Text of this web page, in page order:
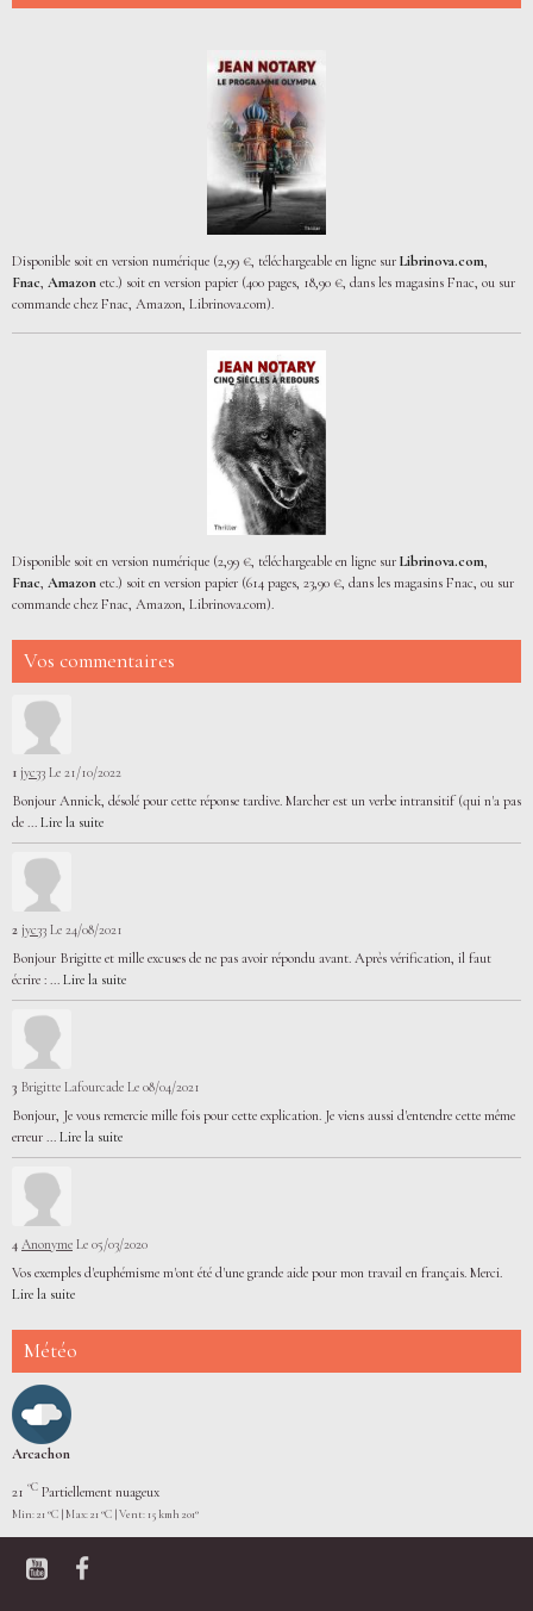
Disponible soit en version numérique (2,99 €, téléchargeable en ligne sur Librinova.com,
Fnac, Amazon etc.) soit en version papier (400 pages, 18,90 €, dans les magasins Fnac, ou sur
commande chez Fnac, Amazon, Librinova.com).
Disponible soit en version numérique (2,99 €, téléchargeable en ligne sur Librinova.com,
Fnac, Amazon etc.) soit en version papier (614 pages, 23,90 €, dans les magasins Fnac, ou sur
commande chez Fnac, Amazon, Librinova.com).
Vos commentaires
1 jyc33 Le 21/10/2022
Bonjour Annick, désolé pour cette réponse tardive. Marcher est un verbe intransitif (qui n'a pas
de ... Lire la suite
2 jyc33 Le 24/08/2021
Bonjour Brigitte et mille excuses de ne pas avoir répondu avant. Après vérification, il faut
écrire : ... Lire la suite
3 Brigitte Lafourcade Le 08/04/2021
Bonjour, Je vous remercie mille fois pour cette explication. Je viens aussi d'entendre cette même
erreur ... Lire la suite
4 Anonyme Le 05/03/2020
Vos exemples d'euphémisme m'ont été d'une grande aide pour mon travail en français. Merci.
Lire la suite
Météo
Arcachon
21 °C Partiellement nuageux
Min: 21 °C | Max: 21 °C | Vent: 15 kmh 201°